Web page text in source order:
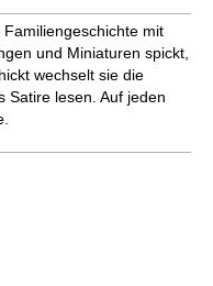
mit
und Mi­nia­turen spickt,
wechselt sie die
Satire lesen. Auf jeden